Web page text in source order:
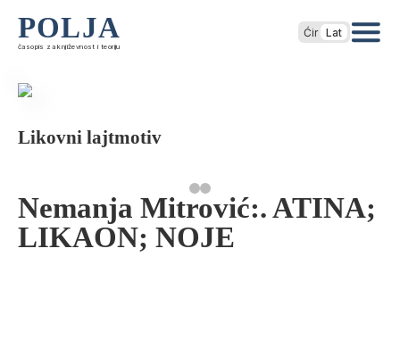
POLJA
časopis za književnost i teoriju
Ćir Lat
Likovni lajtmotiv
Nemanja Mitrović:. ATINA;
LIKAON; NOJE